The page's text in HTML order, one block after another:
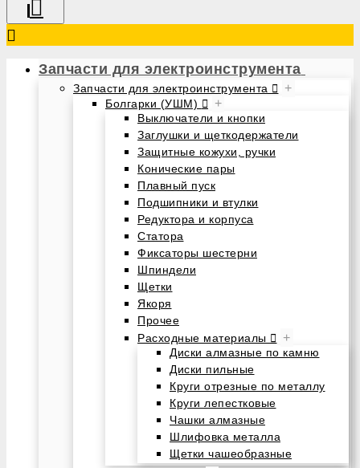
Запчасти для электроинструмента
Запчасти для электроинструмента +
Болгарки (УШМ) +
Выключатели и кнопки
Заглушки и щеткодержатели
Защитные кожухи, ручки
Конические пары
Плавный пуск
Подшипники и втулки
Редуктора и корпуса
Статора
Фиксаторы шестерни
Шпиндели
Щетки
Якоря
Прочее
Расходные материалы
+
Диски алмазные по камню
Диски пильные
Круги отрезные по металлу
Круги лепестковые
Чашки алмазные
Шлифовка металла
Щетки чашеобразные